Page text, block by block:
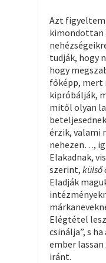
Azt figyeltem
kimondottan
tudják, hogy
hogy
főképp, mert
kipróbálják,
mitől olyan
érzik, valami
nehezen…,
Elakadnak,
szerint, külső
Eladják
Elégtétel
csinálja”, s
ember lassan
iránt.